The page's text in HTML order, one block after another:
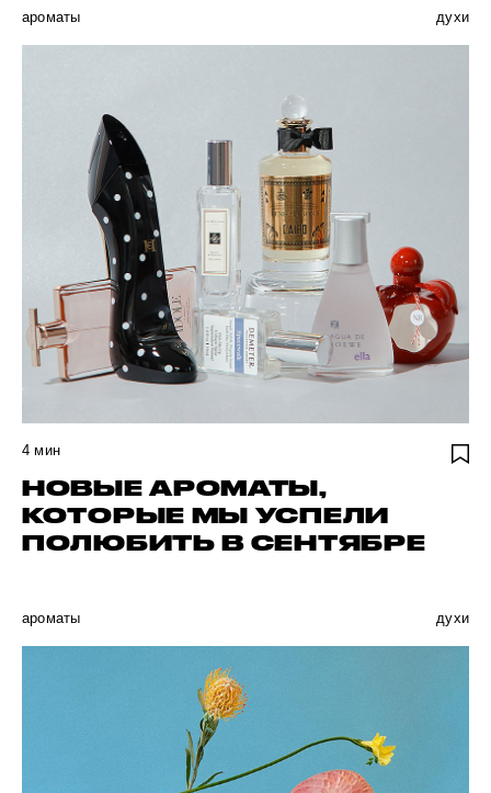
ароматы духи
4 мин
НОВЫЕ АРОМАТЫ,
КОТОРЫЕ МЫ УСПЕЛИ
ПОЛЮБИТЬ В СЕНТЯБРЕ
ароматы духи